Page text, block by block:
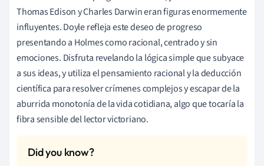
Thomas Edison y Charles Darwineran figuras enormemente
influyentes. Doyle refleja este deseo de progreso
presentando a Holmes como racional, centrado y sin
emociones. Disfruta revelando la lógica simple que subyace
a sus ideas, y utiliza el pensamiento racional y la deducción
científica para resolver crímenes complejos y escapar de la
aburrida monotonía de la vida cotidiana, algo que tocaría la
fibra sensible del lector victoriano.